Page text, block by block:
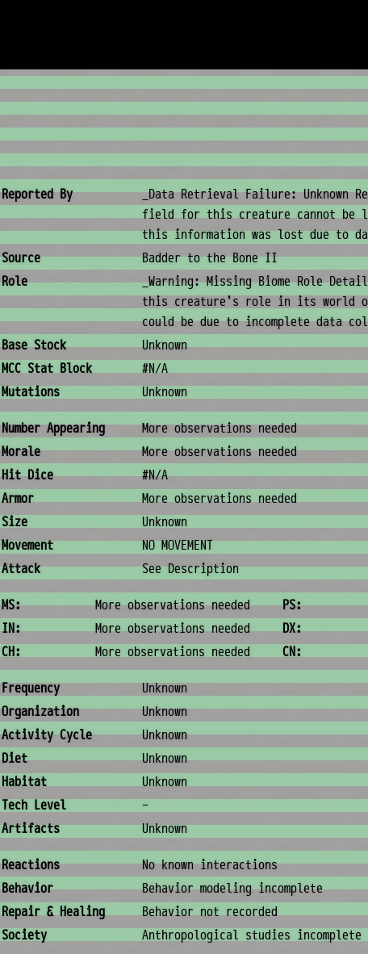
Creature Metadata
Reported By
_Data Retrieval Failure: Unknown
field for this creature cannot be
this information was lost due to
Source
Badder to the Bone II
Role
_Warning: Missing Biome Role
this creature's role in its world
could be due to incomplete data
Base Stock
Unknown
MCC Stat Block
#N/A
Mutations
Unknown
Combat & Physical Stats
Number Appearing
More observations needed
Morale
More observations needed
Hit Dice
#N/A
Armor
More observations needed
Size
Unknown
Movement
NO MOVEMENT
Attack
See Description
Ability Scores
MS: More observations needed PS:
IN:
More observations needed DX:
CH:
More observations needed CN:
Ecology & Logistics
Frequency
Unknown
Organization
Unknown
Activity Cycle
Unknown
Diet
Unknown
Habitat
Unknown
Tech Level
-
Artifacts
Unknown
Behavior & Society
Reactions
No known interactions
Behavior
Behavior modeling incomplete
Repair & Healing
Behavior not recorded
Society
Anthropological studies incomplete